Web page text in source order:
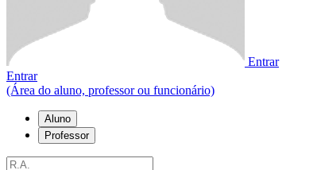
Entrar
Entrar
(Área do aluno, professor ou funcionário)
Aluno
Professor